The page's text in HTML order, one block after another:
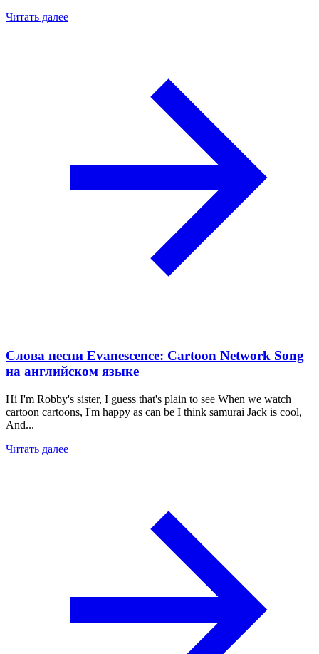
Читать далее
Слова песни Evanescence: Cartoon Network Song
на английском языке
Hi I'm Robby's sister, I guess that's plain to see When we watch
cartoon cartoons, I'm happy as can be I think samurai Jack is cool,
And...
Читать далее